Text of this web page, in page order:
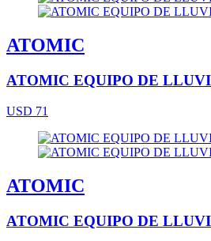
ATOMIC
ATOMIC EQUIPO DE
USD 71
ATOMIC
ATOMIC EQUIPO DE